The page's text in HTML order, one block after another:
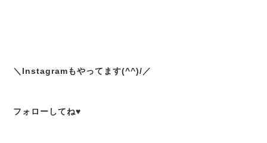
＼Instagramもやってます(^^)/／
フォローしてね♥